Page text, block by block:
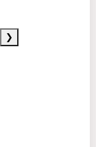
❯